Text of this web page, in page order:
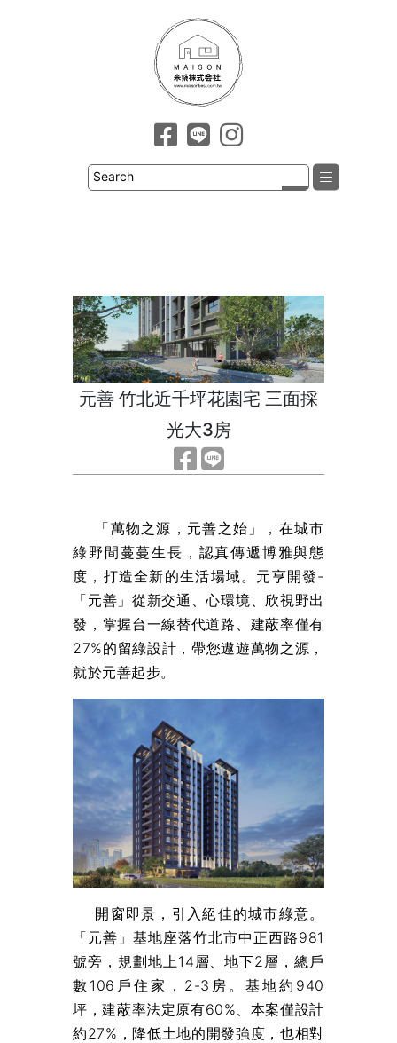
元善 竹北近千坪花園宅 三面採
光大3房
「萬物之源，元善之始」，在城市
綠野間蔓蔓生長，認真傳遞博雅與態
度，打造全新的生活場域。元亨開發-
「元善」從新交通、心環境、欣視野出
發，掌握台一線替代道路、建蔽率僅有
27%的留綠設計，帶您遨遊萬物之源，
就於元善起步。
開窗即景，引入絕佳的城市綠意。
「元善」基地座落竹北市中正西路981
號旁，規劃地上14層、地下2層，總戶
數106戶住家，2-3房。基地約940
坪，建蔽率法定原有60%、本案僅設計
約27%，降低土地的開發強度，也相對